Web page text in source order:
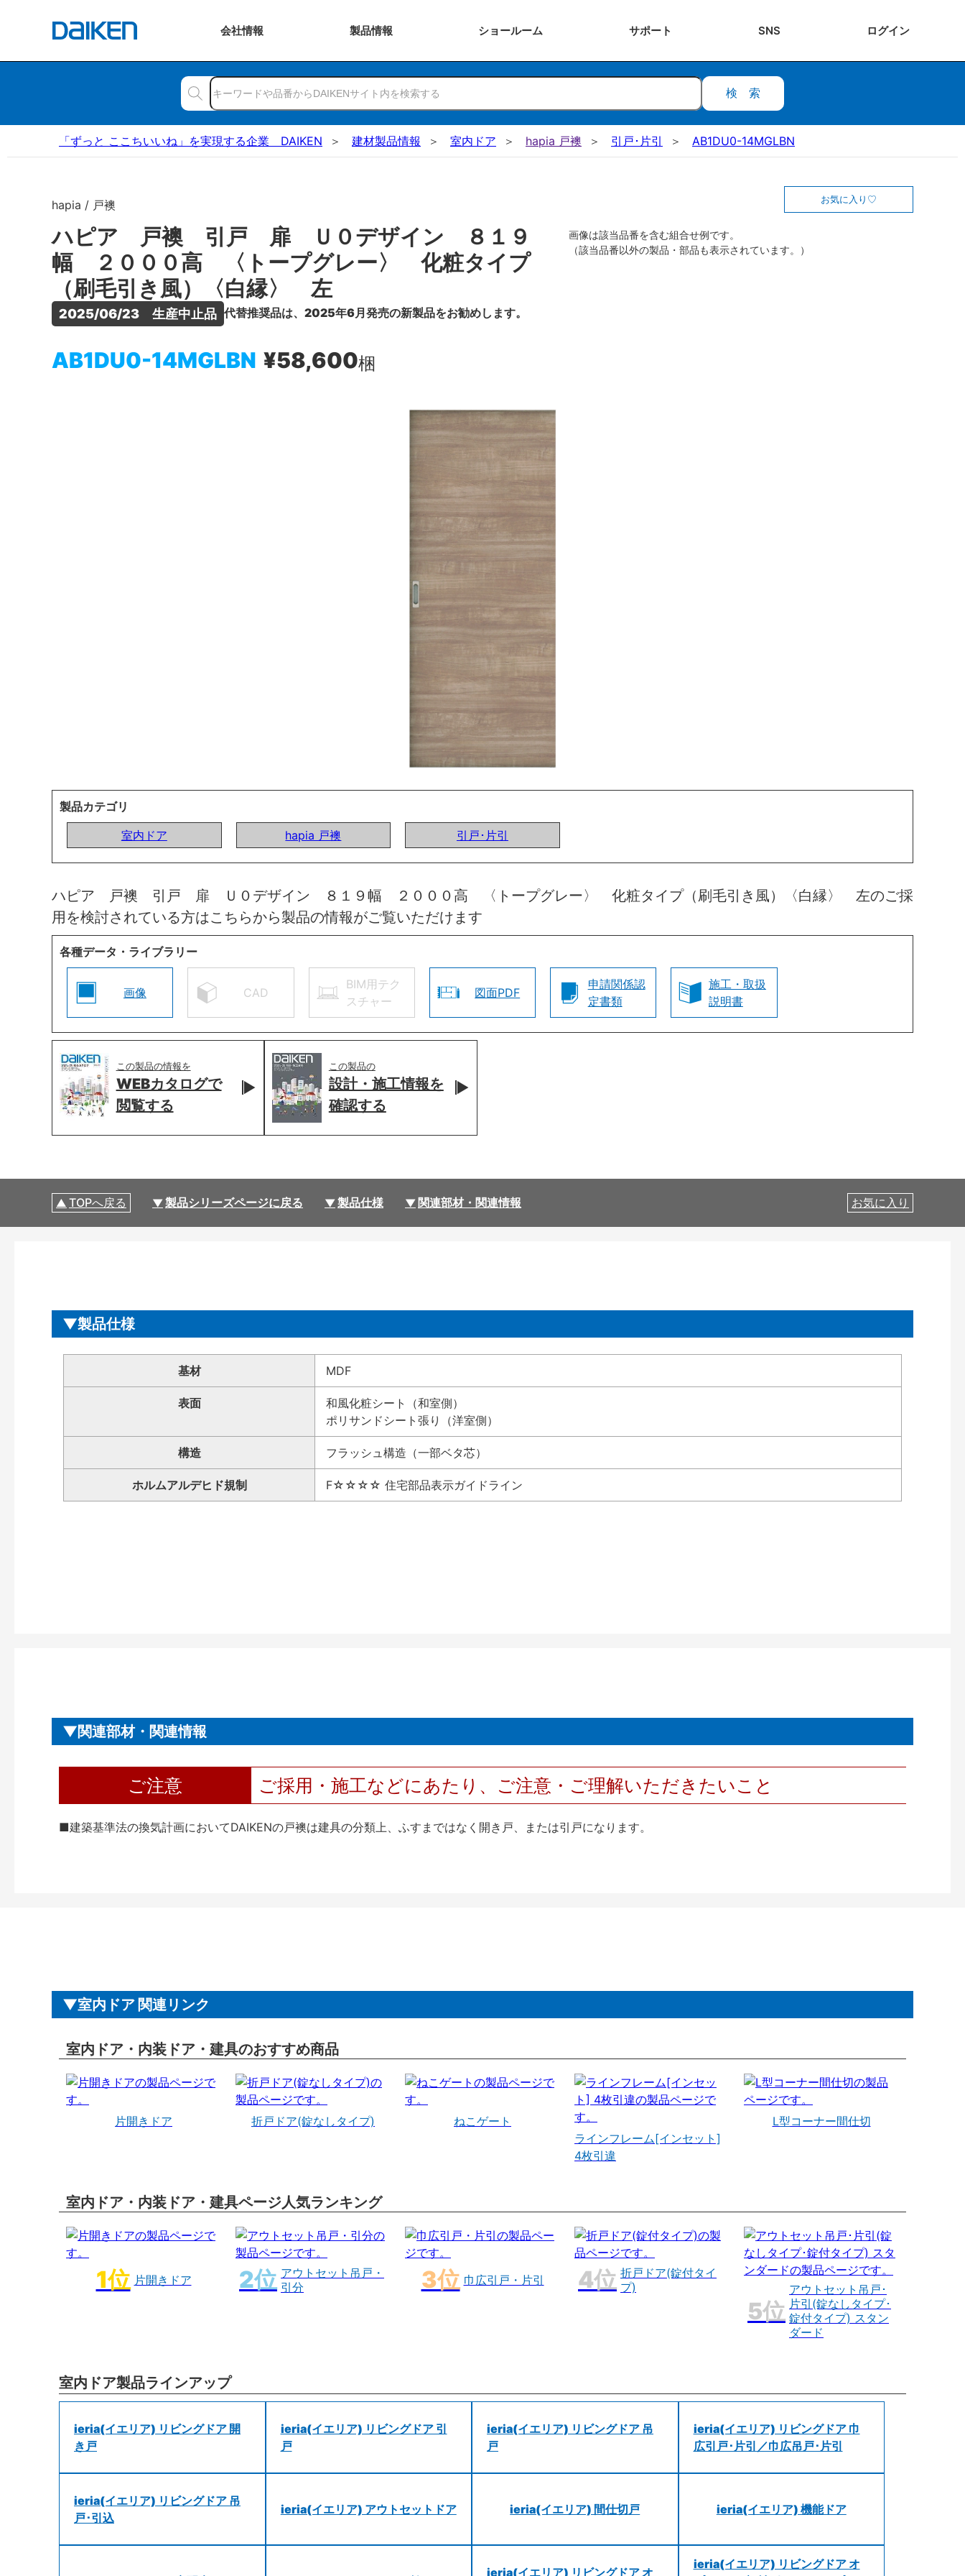
会社情報 製品情報 ショールーム サポート SNS ログイン
検索
「ずっと ここちいいね」を実現する企業 DAIKEN 建材製品情報 室内ドア hapia 戸襖 引戸･片引 AB1DU0-14MGLBN
hapia / 戸襖
ハピア 戸襖 引戸 扉 Ｕ０デザイン ８１９
幅 ２０００高 〈トープグレー〉 化粧タイプ
（刷毛引き風）〈白縁〉 左
2025/06/23　生産中止品 代替推奨品は、2025年6月発売の新製品をお勧めします。
AB1DU0-14MGLBN ¥58,600梱
お気に入り
画像は該当品番を含む組合せ例です。
（該当品番以外の製品・部品も表示されています。）
製品カテゴリ
室内ドア
hapia 戸襖 引戸･片引
ハピア 戸襖 引戸 扉 Ｕ０デザイン ８１９幅 ２０００高 〈トープグレー〉 化粧タイプ（刷毛引き風）〈白縁〉 左のご採
用を検討されている方はこちらから製品の情報がご覧いただけます
各種データ・ライブラリー
画像 CAD
BIM用テク
スチャー
図面PDF
申請関係認
定書類
施工・取扱
説明書
この製品の情報を
WEBカタログで
閲覧する
この製品の
設計・施工情報を
確認する
TOPへ戻る 製品シリーズページに戻る 製品仕様 関連部材・関連情報 お気に入り
製品仕様
基材 MDF
表面
和風化粧シート（和室側）
ポリサンドシート張り（洋室側）
構造 フラッシュ構造（一部ベタ芯）
ホルムアルデヒド規制 F☆☆☆☆ 住宅部品表示ガイドライン
関連部材・関連情報
ご注意 ご採用・施工などにあたり、ご注意・ご理解いただきたいこと
■建築基準法の換気計画においてDAIKENの戸襖は建具の分類上、ふすまではなく開き戸、または引戸になります。
室内ドア 関連リンク
室内ドア・内装ドア・建具のおすすめ商品
片開きドア 折戸ドア(錠なしタイプ)
ねこゲート
ラインフレーム[インセット]
4枚引違
L型コーナー間仕切
室内ドア・内装ドア・建具ページ人気ランキング
片開きドア
アウトセット吊戸・
引分
巾広引戸・片引
折戸ドア(錠付タイ
プ)
アウトセット吊戸･
片引(錠なしタイプ･
錠付タイプ) スタン
ダード
室内ドア製品ラインアップ
ieria(イエリア) リビングドア 開
き戸
ieria(イエリア) リビングドア 引
戸
ieria(イエリア) リビングドア 吊
戸
ieria(イエリア) リビングドア 巾
広引戸･片引／巾広吊戸･片引
ieria(イエリア) リビングドア 吊
戸･引込
ieria(イエリア) アウトセットドア ieria(イエリア) 間仕切戸 ieria(イエリア) 機能ドア
ieria(イエリア) リビングドア オ
ieria(イエリア) リビングドア オ